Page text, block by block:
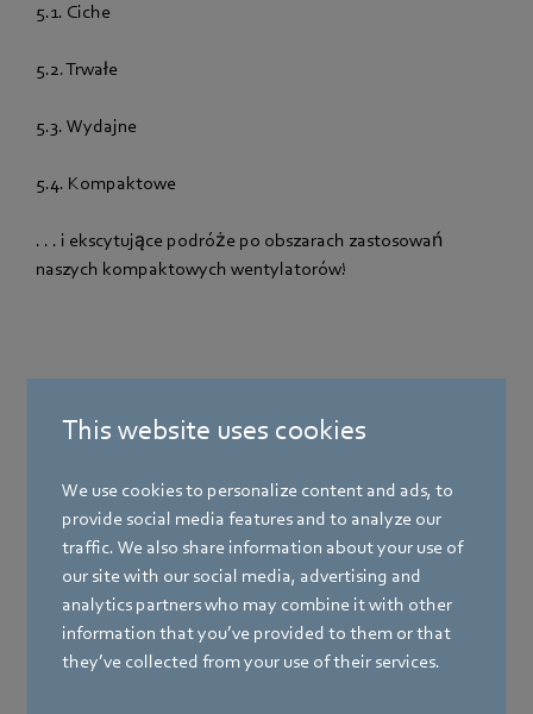
This website uses cookies
We use cookies to personalize content and ads, to
provide social media features and to analyze our
traffic. We also share information about your use of
our site with our social media, advertising and
analytics partners who may combine it with other
information that you’ve provided to them or that
they’ve collected from your use of their services.
5.1. Ciche
5.2. Trwałe
5.3. Wydajne
5.4. Kompaktowe
. . . i ekscytujące podróże po obszarach zastosowań
naszych kompaktowych wentylatorów!